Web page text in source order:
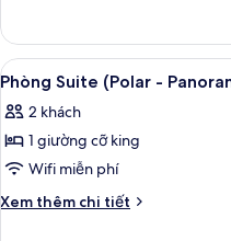
(Panoramic
Fjord
View)
Phòng
Suite,
1
phòng
ngủ
(Panoramic
View)
Xem
tất
cả
ảnh
Phòng
Suite
11
Phòng Suite (Polar -
2 khách
1 giường cỡ king
Wifi miễn phí
Xem thêm chi tiết
Chi